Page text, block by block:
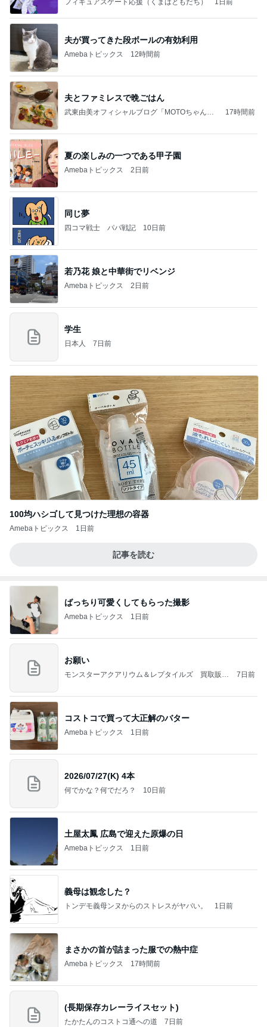
フィギュアスケート応援（くまはともだち） 1日前
夫が買ってきた段ボールの有効利用
Amebaトピックス 12時間前
夫とファミレスで晩ごはん
武東由美オフィシャルブログ「MOTOちゃんと
17時間前
夏の楽しみの一つである甲子園
Amebaトピックス 2日前
同じ夢
四コマ戦士 パパ戦記 10日前
若乃花 娘と中華街でリベンジ
Amebaトピックス 2日前
学生
日本人 7日前
100均ハシゴして見つけた理想の容器
Amebaトピックス 1日前
記事を読む
ばっちり可愛くしてもらった撮影
Amebaトピックス 1日前
お願い
モンスターアクアリウム＆レプタイルズ 買取販売
7日前
コストコで買って大正解のバター
Amebaトピックス 1日前
2026/07/27(K) 4本
何でかな？何でだろ？ 10日前
土屋太鳳 広島で迎えた原爆の日
Amebaトピックス 1日前
義母は観念した？
トンデモ義母ンヌからのストレスがヤバい。 1日前
まさかの首が詰まった服での熱中症
Amebaトピックス 17時間前
(長期保存カレーライスセット)
たかたんのコストコ通への道 7日前